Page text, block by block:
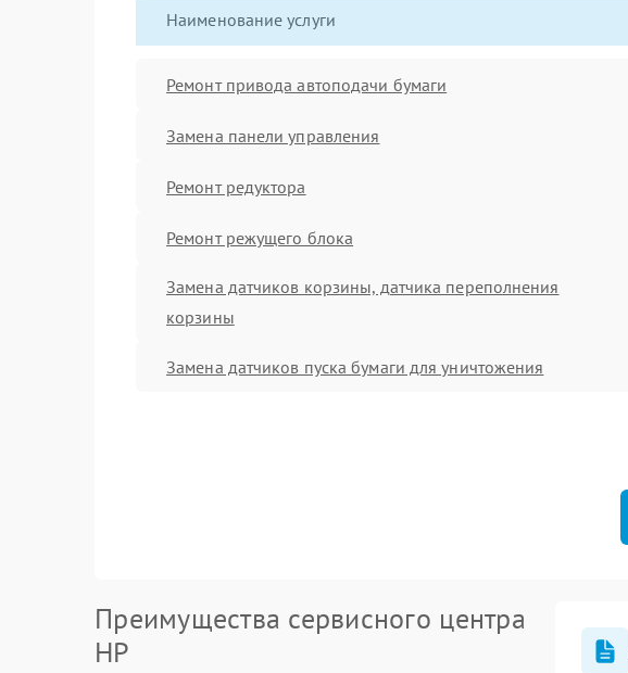
Наименование услуги
Ремонт привода автоподачи бумаги
Замена панели управления
Ремонт редуктора
Ремонт режущего блока
Замена датчиков корзины, датчика переполнения
корзины
Замена датчиков пуска бумаги для уничтожения
Преимущества сервисного центра
HP